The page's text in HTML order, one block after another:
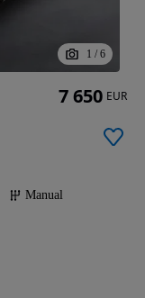
1 / 6
Manual
7 650 EUR